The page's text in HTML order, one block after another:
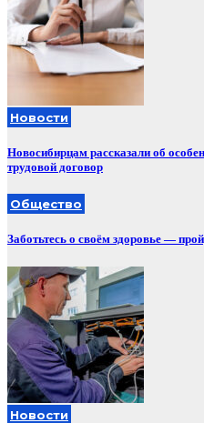
Новости
Новосибирцам рассказали об
трудовой договор
Общество
Заботьтесь о своём здоровье —
Новости